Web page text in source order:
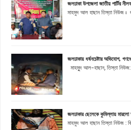
জলঢাকা উপজেলা জাতীয় পার্টির
মাহমুদ আল হাছান তিস্তা নিউজ ঃ
জলঢাকায় ধর্ষনচেষ্টার অভিযোগ,
মাহমুূদ আল-হাছান, তিস্তা
জলঢাকার ছেলেকে কুমিল্লায় মারলো
মাহমুদ আল হাছান তিস্তা নিউজ :